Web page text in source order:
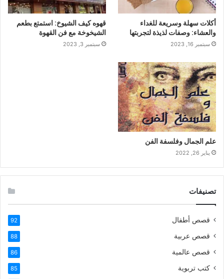
أكلات سهلة وسريعة للغداء
والعشاء: وصفات لذيذة لتجربتها
سبتمبر 16, 2023
قهوه كيف الشيوخ: استمتع بطعم
الشيخوخة مع فن القهوة
سبتمبر 3, 2023
علم الجمال وفلسفة الفن
يناير 26, 2022
تصنيفات
قصص أطفال 92
قصص عربية 88
قصص عالمية 86
كتب تربوية 85